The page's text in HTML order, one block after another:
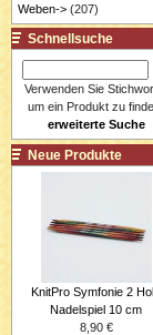
Weben->(207)
Schnellsuche
Verwenden Sie
um ein Produkt zu
erweiterte Suche
Neue Produkte
KnitPro Symfonie 2
Nadelspiel 10 cm
8,90 €